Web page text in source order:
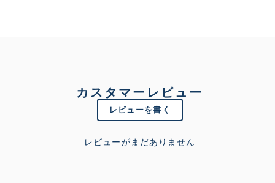
カスタマーレビュー
レビューを書く
レビューがまだありません